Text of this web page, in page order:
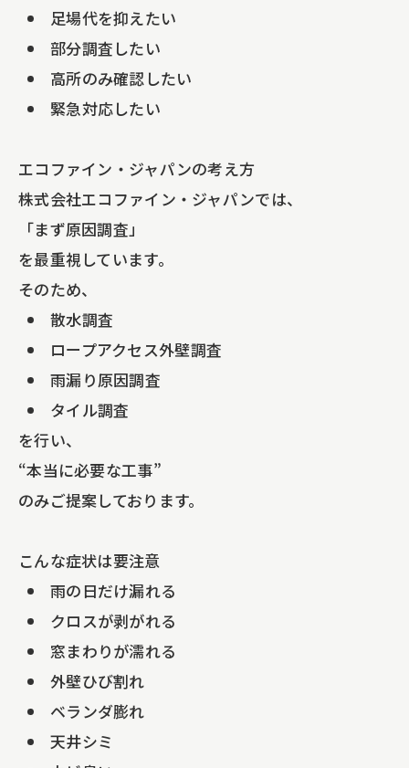
足場代を抑えたい
部分調査したい
高所のみ確認したい
緊急対応したい
エコファイン・ジャパンの考え方
株式会社エコファイン・ジャパンでは、
「まず原因調査」
を最重視しています。
そのため、
散水調査
ロープアクセス外壁調査
雨漏り原因調査
タイル調査
を行い、
“本当に必要な工事”
のみご提案しております。
こんな症状は要注意
雨の日だけ漏れる
クロスが剥がれる
窓まわりが濡れる
外壁ひび割れ
ベランダ膨れ
天井シミ